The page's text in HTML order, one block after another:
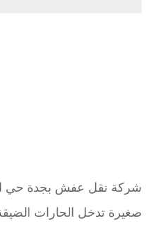
صغيرة تدخل الحارات